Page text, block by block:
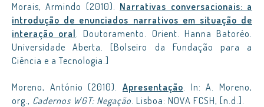
Morais, Armindo (2010). Narrativas conversacionais: a
introdução de enunciados narrativos em situação de
interação oral. Doutoramento. Orient. Hanna Batoréo.
Universidade Aberta. [Bolseiro da Fundação para a
Ciência e a Tecnologia.]
Moreno, António (2010). Apresentação. In: A. Moreno,
org., Cadernos WGT: Negação. Lisboa: NOVA FCSH, [n.d.].